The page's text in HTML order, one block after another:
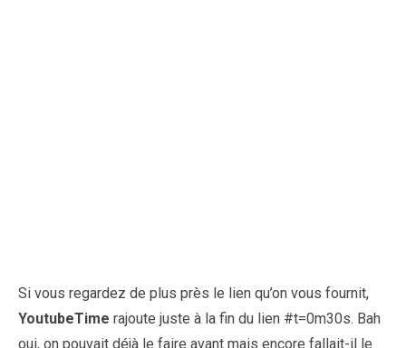
Si vous regardez de plus près le lien qu’on vous fournit,
YoutubeTime rajoute juste à la fin du lien #t=0m30s. Bah
oui, on pouvait déjà le faire avant mais encore fallait-il le